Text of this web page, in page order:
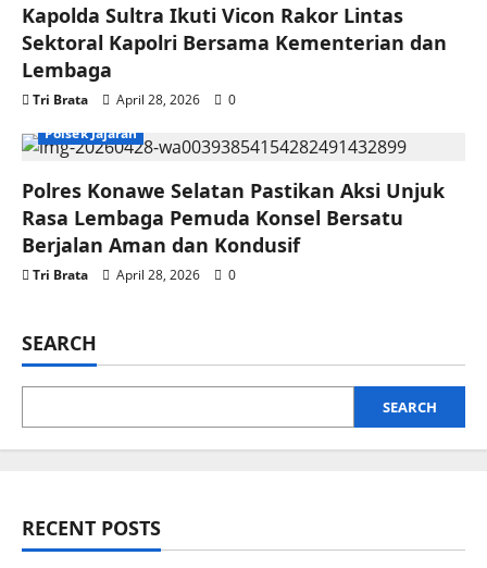
Kapolda Sultra Ikuti Vicon Rakor Lintas
Sektoral Kapolri Bersama Kementerian dan
Lembaga
Tri Brata April 28, 2026
0
Polsek Jajaran
Polres Konawe Selatan Pastikan Aksi Unjuk
Rasa Lembaga Pemuda Konsel Bersatu
Berjalan Aman dan Kondusif
Tri Brata April 28, 2026 0
SEARCH
SEARCH
RECENT POSTS